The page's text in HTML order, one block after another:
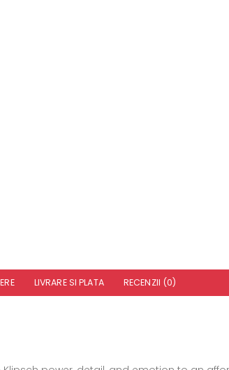
LIVRARE SI PLATA RECENZII (0)